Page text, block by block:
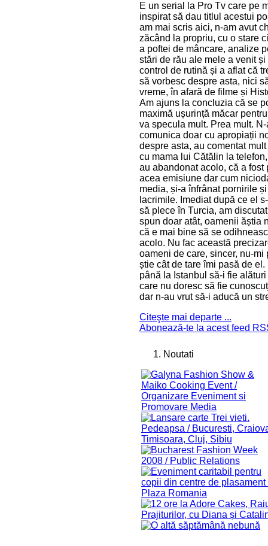
E un serial la Pro Tv care pe
inspirat să dau titlul acestui
am mai scris aici, n-am avut
zăcând la propriu, cu o stare
a poftei de mâncare, analize
stări de rău ale mele a venit
control de rutină și a aflat că
să vorbesc despre asta, nici
vreme, în afară de filme și
Am ajuns la concluzia că se
maximă ușurință măcar
va specula mult. Prea mult.
comunica doar cu apropiații
despre asta, au comentat
cu mama lui Cătălin la
au abandonat acolo, că a
acea emisiune dar cum
media, și-a înfrânat pornirile
lacrimile. Imediat după ce el
să plece în Turcia, am
spun doar atât, oamenii ăștia
că e mai bine să se
acolo. Nu fac această
oameni de care, sincer, nu-
știe cât de tare îmi pasă de
până la Istanbul să-i fie
care nu doresc să fie
dar n-au vrut să-i aducă un
Citeşte mai departe ...
Abonează-te la acest feed
Noutati